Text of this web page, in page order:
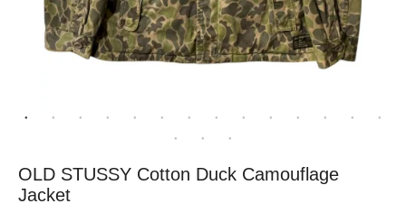
OLD STUSSY Cotton Duck Camouflage
Jacket